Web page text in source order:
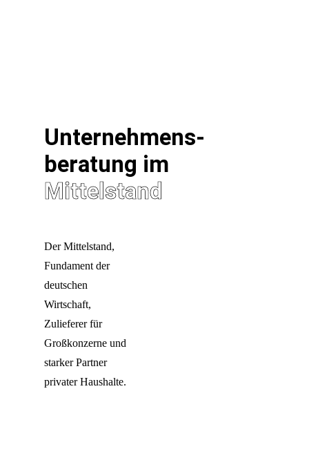
Unternehmens-
beratung im
Mittelstand
Der Mittelstand,
Fundament der
deutschen
Wirtschaft,
Zulieferer für
Großkonzerne und
starker Partner
privater Haushalte.